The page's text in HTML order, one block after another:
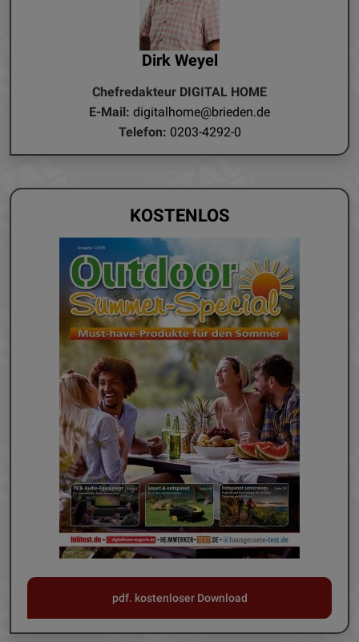
Dirk Weyel
Chefredakteur DIGITAL HOME
E-Mail: digitalhome@brieden.de
Telefon: 0203-4292-0
KOSTENLOS
pdf. kostenloser Download